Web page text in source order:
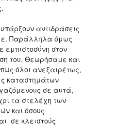
αντιδράσεις
Παράλληλα όμως
εμπιστοσύνη στον
του. Θεωρήσαμε και
όλοι ανεξαιρέτως,
καταστημάτων
σε αυτά,
τα στελέχη των
και όσους
σε κλειστούς